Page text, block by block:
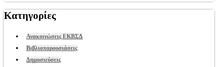
Κατηγορίες
Ανακοινώσεις ΕΚΒΣΔ
Βιβλιοπαρουσιάσεις
Δημοσιεύσεις